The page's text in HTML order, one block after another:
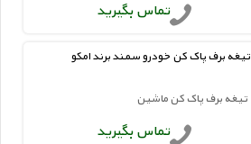
تماس بگیرید
تیغه برف پاک کن خودرو سمند برند امکو
تیغه برف پاک کن ماشین
تماس بگیرید